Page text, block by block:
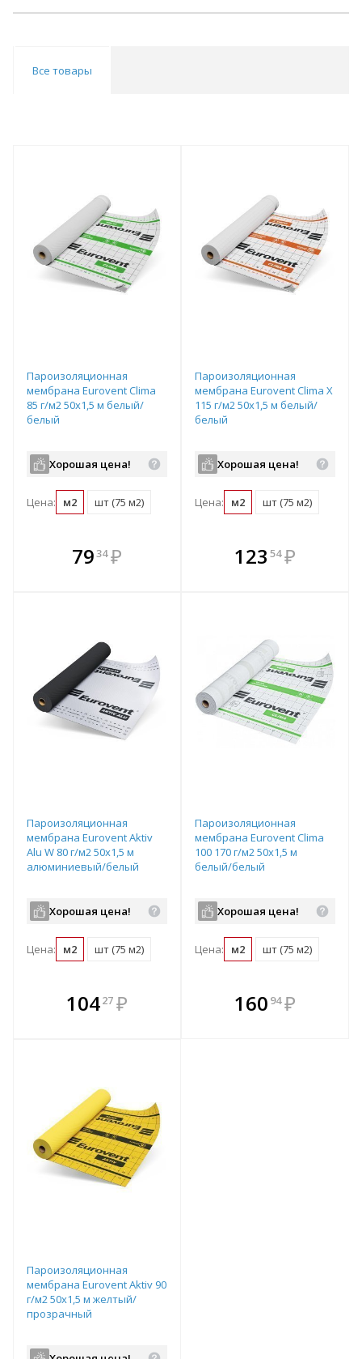
Все товары
Пароизоляционная
мембрана Eurovent Clima
85 г/м2 50х1,5 м белый/
белый
Хорошая цена!
Цена: м2 шт (75 м2)
7934 ₽
В комплекте
всегда выгоднее!
Пароизоляционная
мембрана Eurovent Clima X
115 г/м2 50х1,5 м белый/
белый
Хорошая цена!
Цена: м2 шт (75 м2)
В комплекте
всегда выгоднее!
123 54 ₽
Пароизоляционная
мембрана Eurovent Aktiv
Alu W 80 г/м2 50х1,5 м
алюминиевый/белый
Хорошая цена!
Цена: м2 шт (75 м2)
10427 ₽
В комплекте
всегда выгоднее!
Пароизоляционная
мембрана Eurovent Clima
100 170 г/м2 50х1,5 м
белый/белый
Хорошая цена!
Цена: м2 шт (75 м2)
В комплекте
всегда выгоднее!
160 94 ₽
Пароизоляционная
мембрана Eurovent Aktiv 90
г/м2 50х1,5 м желтый/
прозрачный